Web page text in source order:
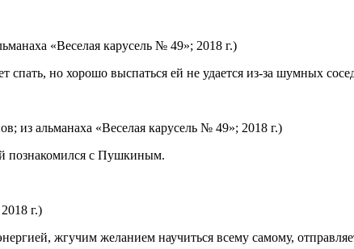
«Веселая карусель № 49»; 2018 г.)
спать, но хорошо выспаться ей не удается из-за шумных
альманаха «Веселая карусель № 49»; 2018 г.)
познакомился с Пушкиным.
г.)
жгучим желанием научиться всему самому,